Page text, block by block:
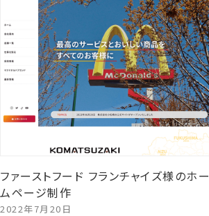
ファーストフード フランチャイズ様のホー
ムページ制作
2022年7月20日